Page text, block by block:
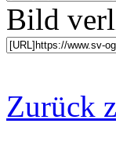
Bild
Zurück